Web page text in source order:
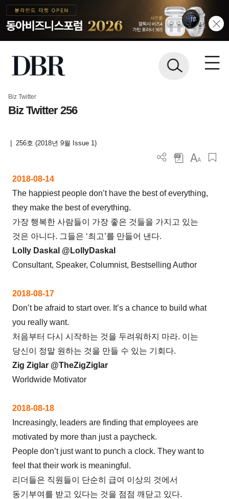
Biz Twitter
Biz Twitter 256
256호 (2018년 9월 Issue 1)
2018-08-14
The happiest people don’t have the best of everything,
they make the best of everything.
가장 행복한 사람들이 가장 좋은 것들을 가지고 있는
것은 아니다. 그들은 ‘최고’를 만들어 낸다.
Lolly Daskal @LollyDaskal
Consultant, Speaker, Columnist, Bestselling Author
2018-08-17
Don’t be afraid to start over. It’s a chance to build what
you really want.
처음부터 다시 시작하는 것을 두려워하지 마라. 이는
당신이 정말 원하는 것을 만들 수 있는 기회다.
Zig Ziglar @TheZigZiglar
Worldwide Motivator
2018-08-18
Increasingly, leaders are finding that employees are
motivated by more than just a paycheck.
People don’t just want to punch a clock. They want to
feel that their work is meaningful.
리더들은 직원들이 단순히 급여 이상의 것에서
동기부여를 받고 있다는 것을 점점 깨닫고 있다.